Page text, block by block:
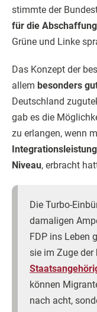
stimmte der
für die Abschaffung
Grüne und Linke
Das Konzept der
allem besonders
Deutschland
gab es die
zu erlangen, wenn
Niveau, erbracht
Die Turbo-
damaligen
FDP ins Leben
sie im Zuge der
können
nach acht,